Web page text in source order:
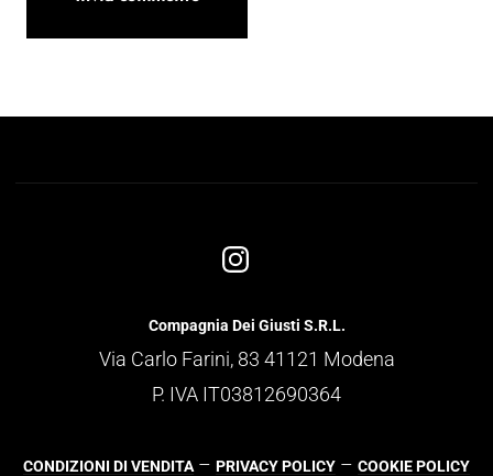
Compagnia Dei Giusti S.R.L.
Via Carlo Farini, 83 41121 Modena
P. IVA IT03812690364
CONDIZIONI DI VENDITA – PRIVACY POLICY – COOKIE POLICY